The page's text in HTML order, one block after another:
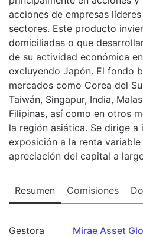
acciones de empresas
sectores. Este producto
domiciliadas o que
de su actividad económica
excluyendo Japón. El fondo
mercados como Corea del
Taiwán, Singapur, India,
Filipinas, así como en otros
la región asiática. Se dirige a
exposición a la renta
apreciación del capital a
Resumen Comisiones
Gestora Mirae Asset